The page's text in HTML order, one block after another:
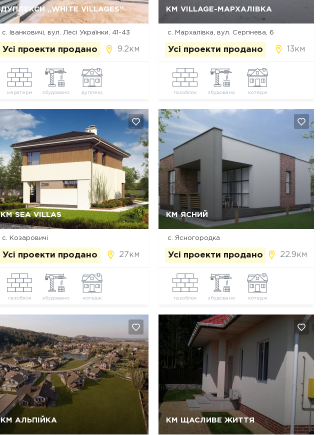
ДУПЛЕКСИ „WHITE VILLAGES“
с. Іванковичі, вул. Лесі Українки, 41-43
Усі проекти продано 9.2км
кератерм збудовано дуплекс
Так, видалити Відміна КМ VILLAGE-МАРХАЛІВКА
с. Мархалівка, вул. Серпнева, 6
Усі проекти продано 13км
газоблок збудовано котедж
Так, видалити Відміна
КМ SEA VILLAS
с. Козаровичі
Усі проекти продано 27км
газоблок збудовано котедж
Так, видалити Відміна КМ ЯСНИЙ
с. Ясногородка
Усі проекти продано 22.9км
газоблок збудовано котедж
Так, видалити
КМ АЛЬПІЙКАТак, видалити КМ ЩАСЛИВЕ ЖИТТЯ
Так, видалити Відміна